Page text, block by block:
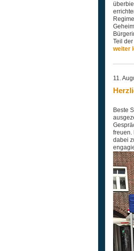
Teil
weiter
11.
Beste
freuen.
dabei